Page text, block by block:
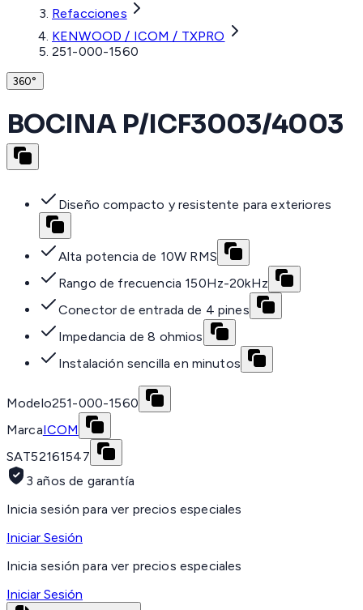
Refacciones
KENWOOD / ICOM / TXPRO
251-000-1560
360°
BOCINA P/ICF3003/4003
Diseño compacto y resistente para exteriores
Alta potencia de 10W RMS
Rango de frecuencia 150Hz-20kHz
Conector de entrada de 4 pines
Impedancia de 8 ohmios
Instalación sencilla en minutos
Modelo251-000-1560
MarcaICOM
SAT52161547
3 años de garantía
Inicia sesión para ver precios especiales
Iniciar Sesión
Inicia sesión para ver precios especiales
Iniciar Sesión